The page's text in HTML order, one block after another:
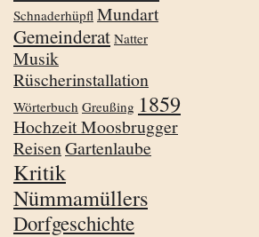
Schnaderhüpfl Mundart
Gemeinderat Natter
Musik
Rüscherinstallation
Wörterbuch Greußing 1859
Hochzeit Moosbrugger
ReisenGartenlaube
Kritik
Nümmamüllers
Dorfgeschichte